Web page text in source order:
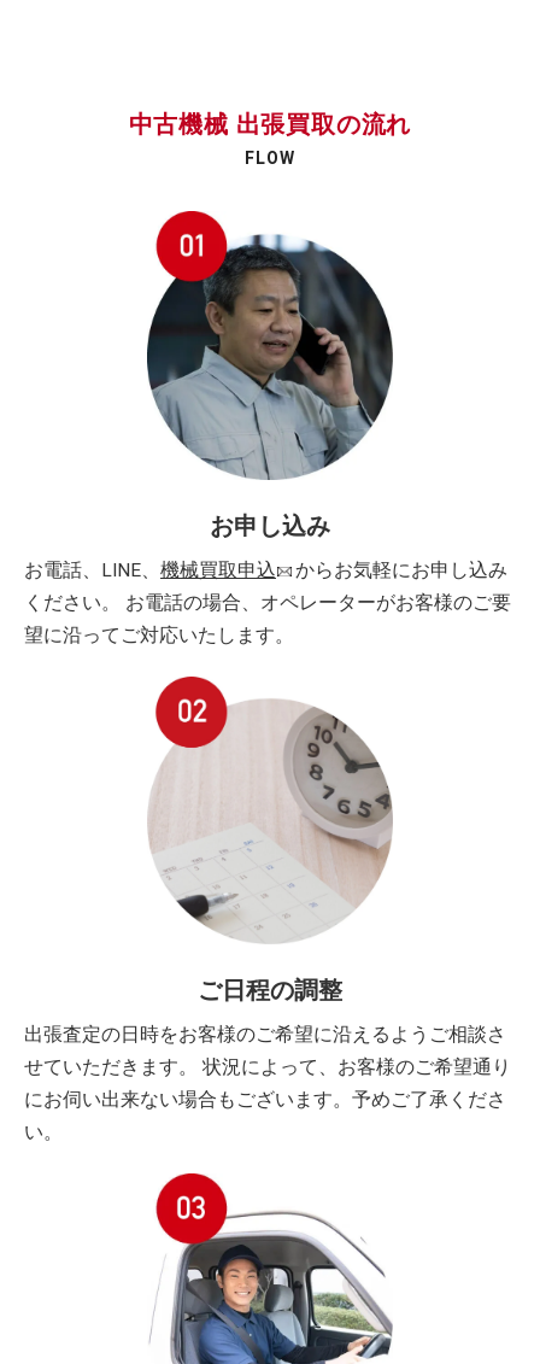
中古機械 出張買取の流れ
FLOW
お申し込み
お電話、LINE、 機械買取申込
からお気軽にお申し込み
ください。 お電話の場合、オペレーターがお客様のご要
望に沿ってご対応いたします。
ご日程の調整
出張査定の日時をお客様のご希望に沿えるようご相談さ
せていただきます。 状況によって、お客様のご希望通り
にお伺い出来ない場合もございます。予めご了承くださ
い。